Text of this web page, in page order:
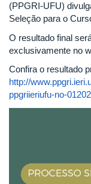
(PPGRI-UFU)
Seleção para o
O resultado final
exclusivamente no
Confira o resultado
http://
ppgriieriufu-no-